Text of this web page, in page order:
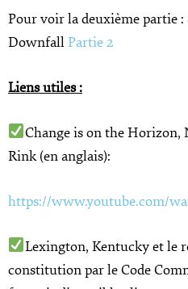
Pour voir la deuxième partie
DownfallPartie 2
Liens utiles :
Change is on the Horizon,
Rink (en anglais):
https://www.youtube.com/
Lexington, Kentucky et le
constitution par le Code